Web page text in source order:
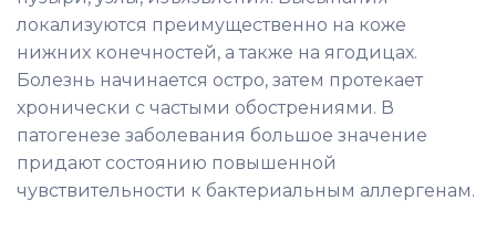
локализуются преимущественно на коже
нижних конечностей, а также на ягодицах.
Болезнь начинается остро, затем протекает
хронически с частыми обострениями. В
патогенезе заболевания большое значение
придают состоянию повышенной
чувствительности к бактериальным аллергенам.